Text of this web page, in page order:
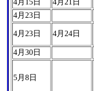
4月15日
4月21日
4月23日
4月23日 4月24日
4月30日
5月8日